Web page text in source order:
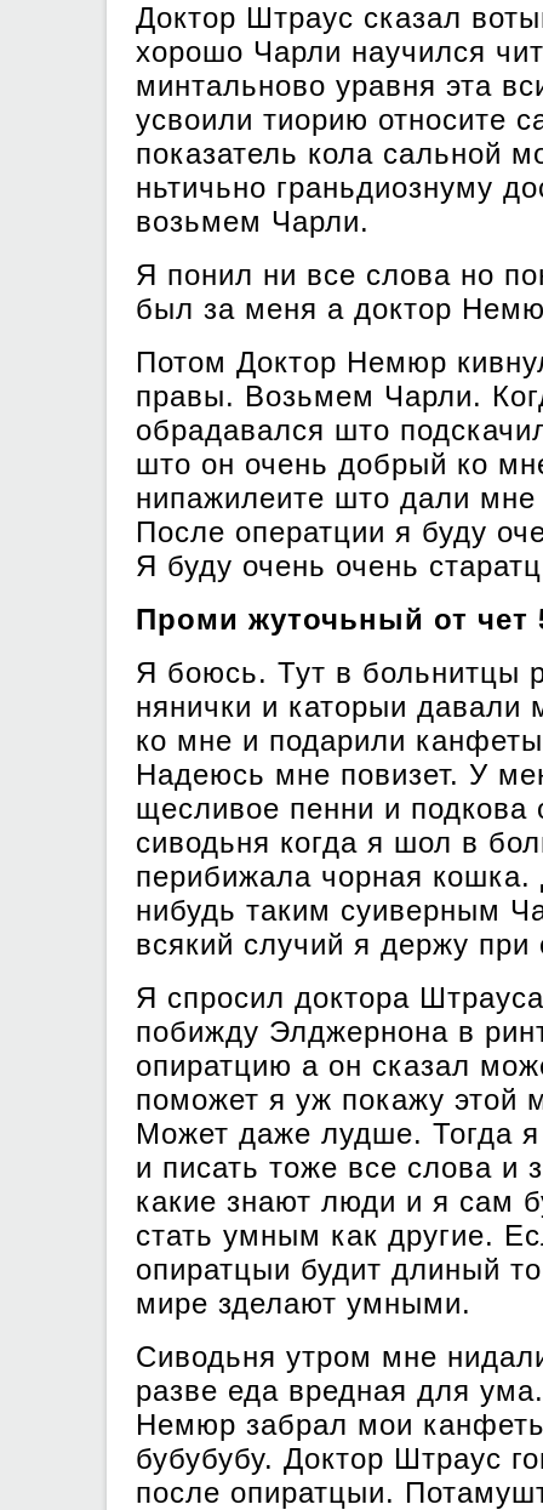
Доктор Штраус сказал
хорошо Чарли научился
минтальново уравня эта
усвоили тиорию относите
показатель кола сальной
ньтичьно граньдиознуму
возьмем Чарли.
Я понил ни все слова но
был за меня а доктор
Потом Доктор Немюр
правы. Возьмем Чарли.
обрадавался што
што он очень добрый ко
нипажилеите што дали
После оператции я буду
Я буду очень очень
Проми жуточьный от чет
Я боюсь. Тут в больнитцы
нянички и каторыи
ко мне и подарили
Надеюсь мне повизет. У
щесливое пенни и подкова
сиводьня когда я шол в
перибижала чорная кошка.
нибудь таким суиверным
всякий случий я держу
Я спросил доктора
побижду Элджернона в
опиратцию а он сказал
поможет я уж покажу
Может даже лудше. Тогда
и писать тоже все слова и
какие знают люди и я сам
стать умным как другие.
опиратцыи будит длиный
мире зделают умными.
Сиводьня утром мне
разве еда вредная для
Немюр забрал мои
бубубубу. Доктор Штраус
после опиратцыи.